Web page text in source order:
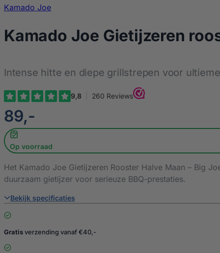
Kamado Joe
Kamado Joe Gietijzeren
Intense hitte en diepe grillstrepen voor
€
89,-
Op voorraad
Het Kamado Joe Gietijzeren Rooster Halve Maan – Big
duurzaam gietijzer voor serieuze BBQ-prestaties.
Bekijk specificaties
Gratisverzending vanaf €40,-